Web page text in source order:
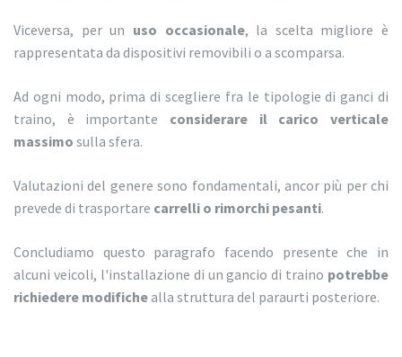
Viceversa, per un uso occasionale, la scelta migliore è
rappresentata da dispositivi removibili o a scomparsa.
Ad ogni modo, prima di scegliere fra le tipologie di ganci di
traino, è importante considerare il carico verticale
massimo sulla sfera.
Valutazioni del genere sono fondamentali, ancor più per chi
prevede di trasportare carrelli o rimorchi pesanti.
Concludiamo questo paragrafo facendo presente che in
alcuni veicoli, l'installazione di un gancio di traino potrebbe
richiedere modifichealla struttura del paraurti posteriore.